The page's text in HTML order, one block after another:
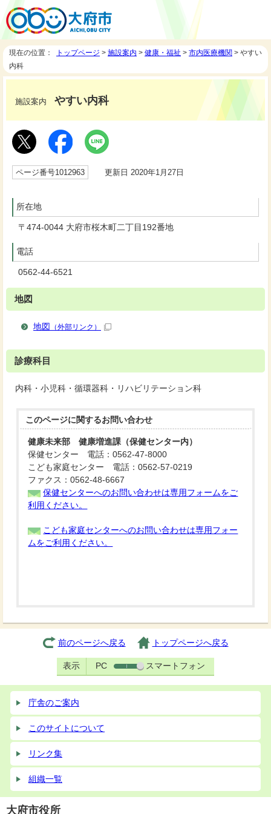
現在の位置： トップページ > 施設案内 > 健康・福祉 > 市内医療機関 > やすい
内科
施設案内 やすい内科
ページ番号1012963 更新日 2020年1月27日
所在地
〒474-0044 大府市桜木町二丁目192番地
電話
0562-44-6521
地図
地図 （外部リンク）
診療科目
内科・小児科・循環器科・リハビリテーション科
このページに関するお問い合わせ
健康未来部 健康増進課（保健センター内）
保健センター 電話：0562-47-8000
こども家庭センター 電話：0562-57-0219
ファクス：0562-48-6667
保健センターへのお問い合わせは専用フォームをご
利用ください。
こども家庭センターへのお問い合わせは専用フォー
ムをご利用ください。
前のページへ戻る トップページへ戻る
表示 PC スマートフォン
庁舎のご案内
このサイトについて
リンク集
組織一覧
大府市役所